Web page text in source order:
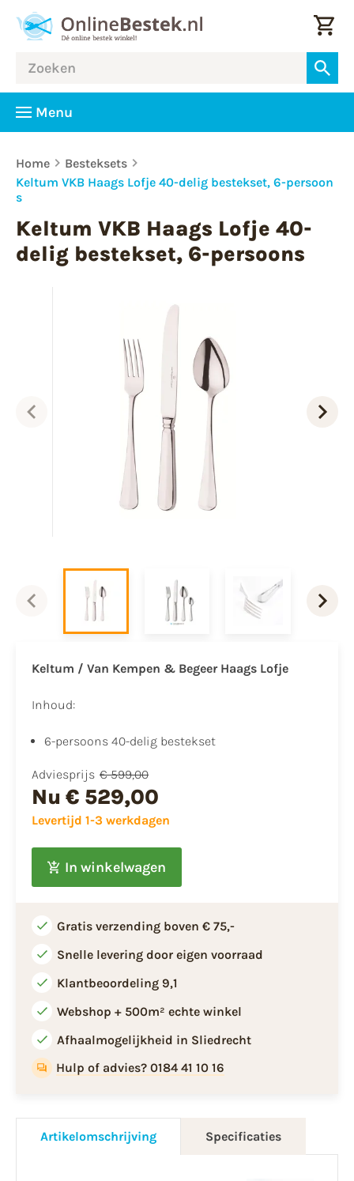
Menu
Home
Besteksets
Keltum VKB Haags Lofje 40-delig bestekset, 6-persoon
s
Keltum VKB Haags Lofje 40-
delig bestekset, 6-persoons
Keltum / Van Kempen & BegeerHaags Lofje
Inhoud:
6-persoons 40-delig bestekset
Adviesprijs € 599,00
Nu € 529,00
Levertijd 1-3 werkdagen
In winkelwagen
Gratis verzending boven € 75,-
Snelle levering door eigen voorraad
Klantbeoordeling 9,1
Webshop + 500m² echte winkel
Afhaalmogelijkheid in Sliedrecht
Hulp of advies? 0184 41 10 16
Artikelomschrijving Specificaties